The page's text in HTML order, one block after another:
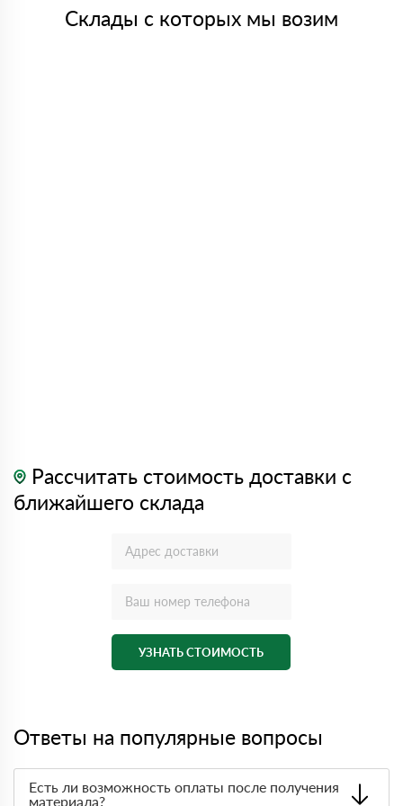
Склады с которых мы возим
Рассчитать стоимость доставки с
ближайшего склада
УЗНАТЬ СТОИМОСТЬ
Ответы на популярные вопросы
Есть ли возможность оплаты после получения
материала?